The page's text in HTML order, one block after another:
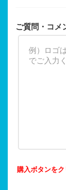
ご質問・コメ
購入ボタンを